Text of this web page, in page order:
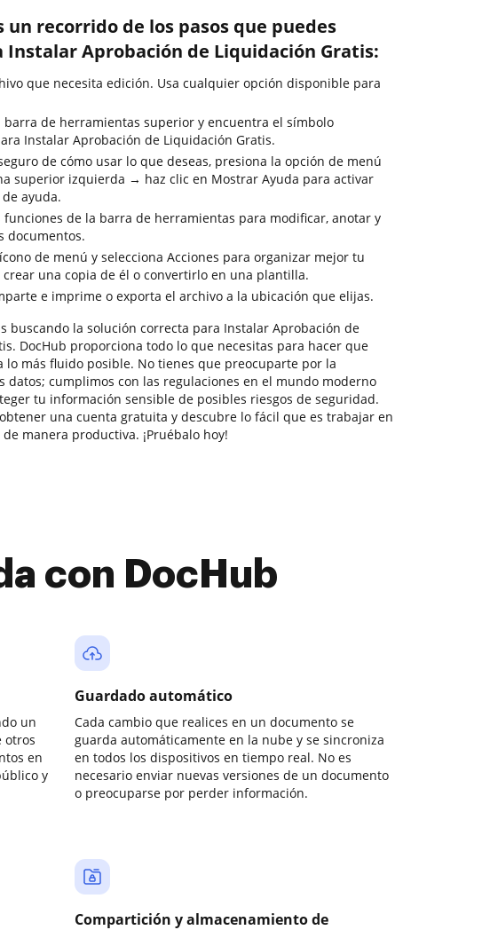
un recorrido de los pasos que puedes
Instalar Aprobación de Liquidación Gratis:
que necesita edición. Usa cualquier opción disponible para
barra de herramientas superior y encuentra el símbolo
Instalar Aprobación de Liquidación Gratis.
de cómo usar lo que deseas, presiona la opción de menú
superior izquierda → haz clic en Mostrar Ayuda para activar
ayuda.
funciones de la barra de herramientas para modificar, anotar y
documentos.
de menú y selecciona Acciones para organizar mejor tu
crear una copia de él o convertirlo en una plantilla.
e imprime o exporta el archivo a la ubicación que elijas.
buscando la solución correcta para Instalar Aprobación de
DocHub proporciona todo lo que necesitas para hacer que
lo más fluido posible. No tienes que preocuparte por la
datos; cumplimos con las regulaciones en el mundo moderno
tu información sensible de posibles riesgos de seguridad.
una cuenta gratuita y descubre lo fácil que es trabajar en
manera productiva. ¡Pruébalo hoy!
con DocHub
un
otros
en
y
Guardado automático
Cada cambio que realices en un documento se
guarda automáticamente en la nube y se sincroniza
en todos los dispositivos en tiempo real. No es
necesario enviar nuevas versiones de un documento
o preocuparse por perder información.
Compartición y almacenamiento de